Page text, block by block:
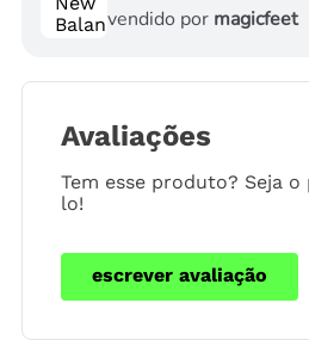
vendido por magicfeet
Avaliações
Tem esse produto? Seja
lo!
escrever avaliação